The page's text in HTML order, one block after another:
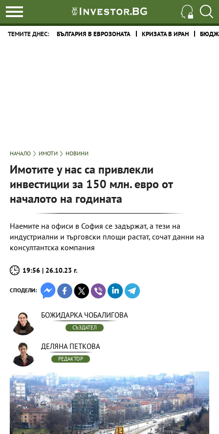
ТЕМИТЕ ДНЕС: БЪЛГАРИЯ В ЕВРОЗОНАТА КРИЗАТА В ИРАН
НАЧАЛО ИМОТИ НОВИНИ
Имотите у нас са привлекли
инвестиции за 150 млн. евро от
началото на годината
Наемите на офиси в София се задържат, а тези на
индустриални и търговски площи растат, сочат данни на
консултантска компания
19:56 | 26.10.23 г.
СПОДЕЛИ:
БОЖИДАРКА ЧОБАЛИГОВА
СЪЗДАТЕЛ
ДЕЛЯНА ПЕТКОВА
РЕДАКТОР